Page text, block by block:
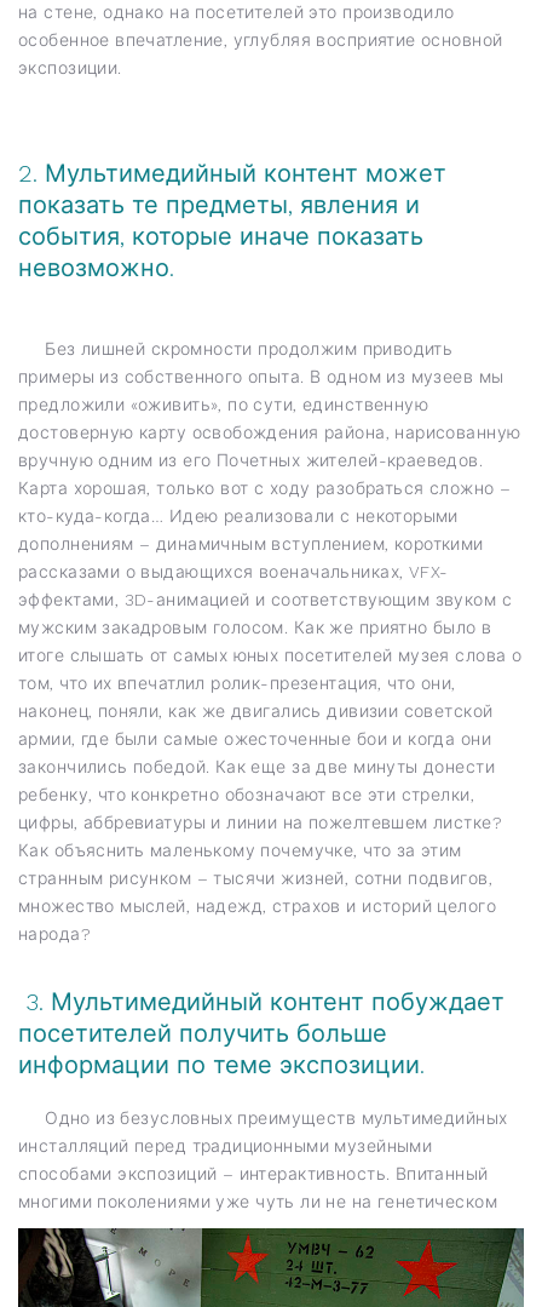
на стене, однако на посетителей это производило
особенное впечатление, углубляя восприятие основной
экспозиции.
2. Мультимедийный контент может
показать те предметы, явления и
события, которые иначе показать
невозможно.
Без лишней скромности продолжим приводить
примеры из собственного опыта. В одном из музеев мы
предложили «оживить», по сути, единственную
достоверную карту освобождения района, нарисованную
вручную одним из его Почетных жителей-краеведов.
Карта хорошая, только вот с ходу разобраться сложно –
кто-куда-когда… Идею реализовали с некоторыми
дополнениям – динамичным вступлением, короткими
рассказами о выдающихся военачальниках, VFX-
эффектами, 3D-анимацией и соответствующим звуком с
мужским закадровым голосом. Как же приятно было в
итоге слышать от самых юных посетителей музея слова о
том, что их впечатлил ролик-презентация, что они,
наконец, поняли, как же двигались дивизии советской
армии, где были самые ожесточенные бои и когда они
закончились победой. Как еще за две минуты донести
ребенку, что конкретно обозначают все эти стрелки,
цифры, аббревиатуры и линии на пожелтевшем листке?
Как объяснить маленькому почемучке, что за этим
странным рисунком – тысячи жизней, сотни подвигов,
множество мыслей, надежд, страхов и историй целого
народа?
3. Мультимедийный контент побуждает
посетителей получить больше
информации по теме экспозиции.
Одно из безусловных преимуществ мультимедийных
инсталляций перед традиционными музейными
способами экспозиций – интерактивность. Впитанный
многими поколениями уже чуть ли не на генетическом